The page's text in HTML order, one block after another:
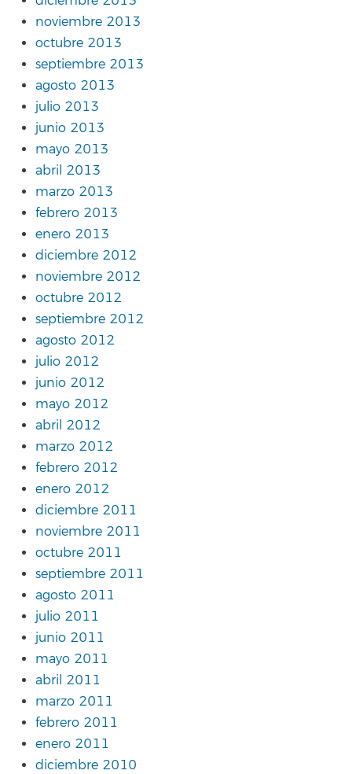
noviembre 2013
octubre 2013
septiembre 2013
agosto 2013
julio 2013
junio 2013
mayo 2013
abril 2013
marzo 2013
febrero 2013
enero 2013
diciembre 2012
noviembre 2012
octubre 2012
septiembre 2012
agosto 2012
julio 2012
junio 2012
mayo 2012
abril 2012
marzo 2012
febrero 2012
enero 2012
diciembre 2011
noviembre 2011
octubre 2011
septiembre 2011
agosto 2011
julio 2011
junio 2011
mayo 2011
abril 2011
marzo 2011
febrero 2011
enero 2011
diciembre 2010